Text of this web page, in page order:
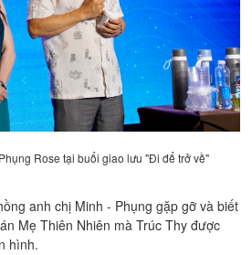
Rose tại buổi giao lưu "Đi để trở về"
anh chị Minh - Phụng gặp gỡ và biết
Mẹ Thiên Nhiên mà Trúc Thy được
hình.